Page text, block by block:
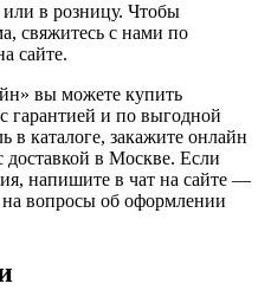
в розницу. Чтобы
свяжитесь с нами по
сайте.
вы можете купить
гарантией и по выгодной
каталоге, закажите онлайн
доставкой в Москве. Если
напишите в чат на сайте —
вопросы об оформлении